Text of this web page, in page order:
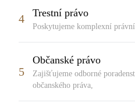
4 Trestní právo
Poskytujeme komplexní
5
Občanské právo
Zajišťujeme odborné
občanského práva,